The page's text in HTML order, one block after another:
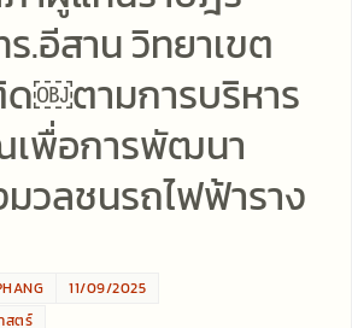
.อีสาน วิทยาเขต
￼ตามการบริหาร
เพื่อการพัฒนา
วลชนรถไฟฟ้าราง
11/09/2025
สตร์